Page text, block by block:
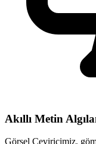
Akıllı Metin
Görsel Çeviricimiz,